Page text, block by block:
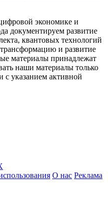
экономике и
документируем развитие
квантовых технологий
и развитие
материалы принадлежат
наши материалы только
с указанием активной
О нас Реклама